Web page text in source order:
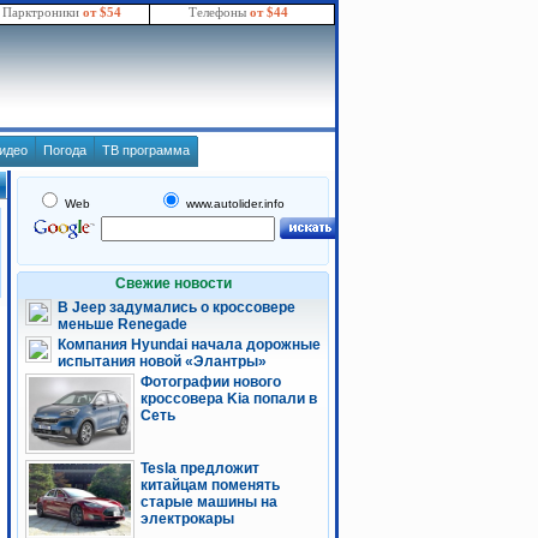
Парктроники от $54 Телефоны от $44
Погода ТВ программа
Web www.autolider.info
Свежие новости
В Jeep задумались о кроссовере
меньше Renegade
Компания Hyundai начала дорожные
испытания новой «Элантры»
Фотографии нового
кроссовера Kia попали в
Сеть
Tesla предложит
китайцам поменять
старые машины на
электрокары